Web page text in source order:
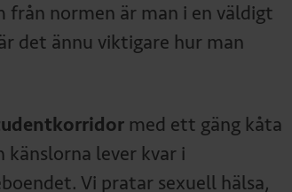
från normen är man i en väldigt
det ännu viktigare hur man
med ett gäng kåta
känslorna lever kvar i
Vi pratar sexuell hälsa,